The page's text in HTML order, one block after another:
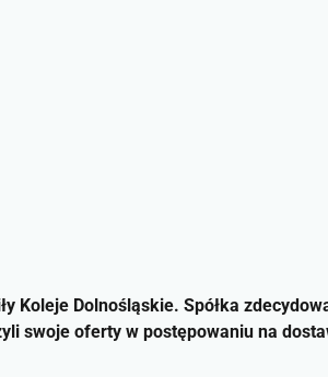
Koleje Dolnośląskie. Spółka
swoje oferty w postępowaniu na